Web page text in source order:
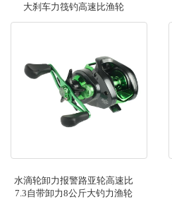
大刹车力筏钓高速比渔轮
水滴轮卸力报警路亚轮高速比
7.3自带卸力8公斤大钓力渔轮